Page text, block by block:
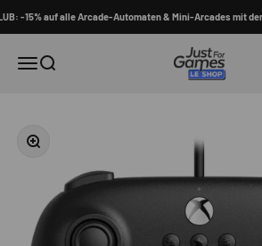
-15% auf alle Arcade-Automaten & Mini-Arcades mit
MenüSuche
Shop Just for
Bild vergrößern